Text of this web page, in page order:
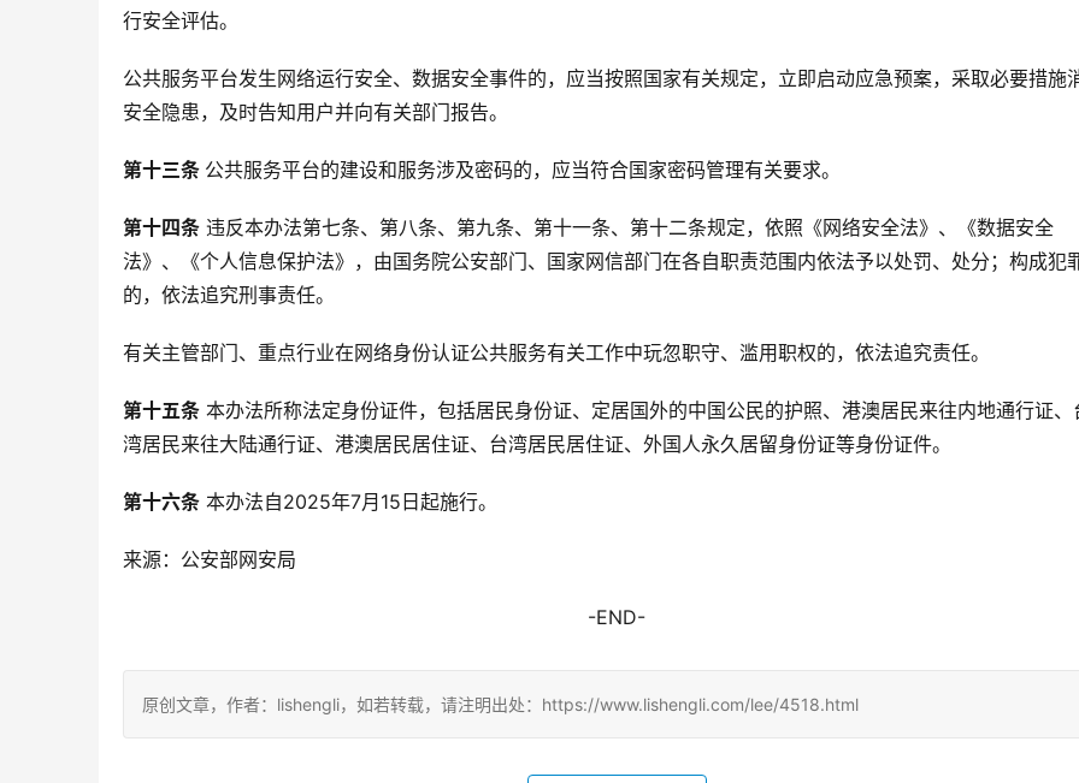
行安全评估。
公共服务平台发生网络运行安全、数据安全事件的，应当按照国家有关规定，立即启动应急预案，采取必要措施
安全隐患，及时告知用户并向有关部门报告。
第十三条 公共服务平台的建设和服务涉及密码的，应当符合国家密码管理有关要求。
第十四条 违反本办法第七条、第八条、第九条、第十一条、第十二条规定，依照《网络安全法》、《数据安全
法》、《个人信息保护法》，由国务院公安部门、国家网信部门在各自职责范围内依法予以处罚、处分；构成犯
的，依法追究刑事责任。
有关主管部门、重点行业在网络身份认证公共服务有关工作中玩忽职守、滥用职权的，依法追究责任。
第十五条 本办法所称法定身份证件，包括居民身份证、定居国外的中国公民的护照、港澳居民来往内地通行证、
湾居民来往大陆通行证、港澳居民居住证、台湾居民居住证、外国人永久居留身份证等身份证件。
第十六条 本办法自2025年7月15日起施行。
来源：公安部网安局
-END-
原创文章，作者：lishengli，如若转载，请注明出处：https://www.lishengli.com/lee/4518.html